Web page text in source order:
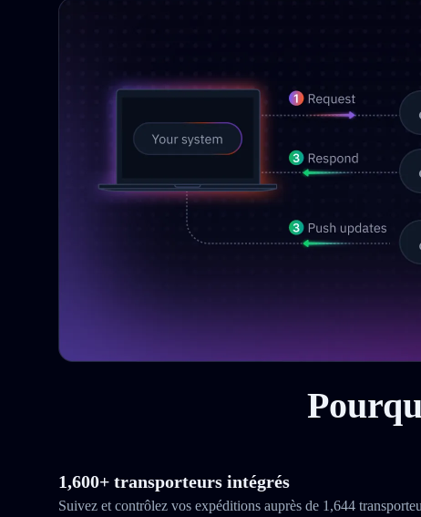
1,600+ transporteurs intégrés
Suivez et contrôlez vos expéditions auprès de 1,644